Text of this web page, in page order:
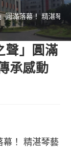
圓滿落幕！ 精湛琴
聲」圓滿
承感動
幕！ 精湛琴藝